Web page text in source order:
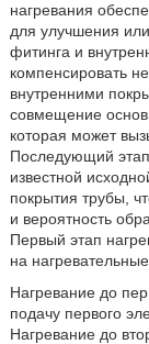
нагревания
для улучшения
фитинга и
компенсировать
внутренними
совмещение
которая может
Последующий
известной
покрытия трубы,
и вероятность
Первый этап
на
Нагревание до
подачу первого
Нагревание до